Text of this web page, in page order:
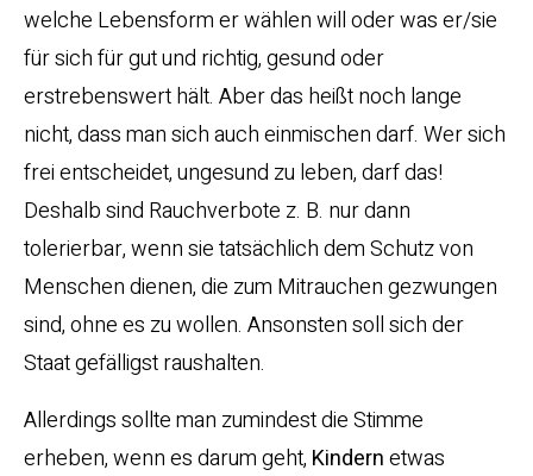
welche Lebensform er wählen will oder was er/sie
für sich für gut und richtig, gesund oder
erstrebenswert hält. Aber das heißt noch lange
nicht, dass man sich auch einmischen darf. Wer sich
frei entscheidet, ungesund zu leben, darf das!
Deshalb sind Rauchverbote z. B. nur dann
tolerierbar, wenn sie tatsächlich dem Schutz von
Menschen dienen, die zum Mitrauchen gezwungen
sind, ohne es zu wollen. Ansonsten soll sich der
Staat gefälligst raushalten.
Allerdings sollte man zumindest die Stimme
erheben, wenn es darum geht, Kindernetwas